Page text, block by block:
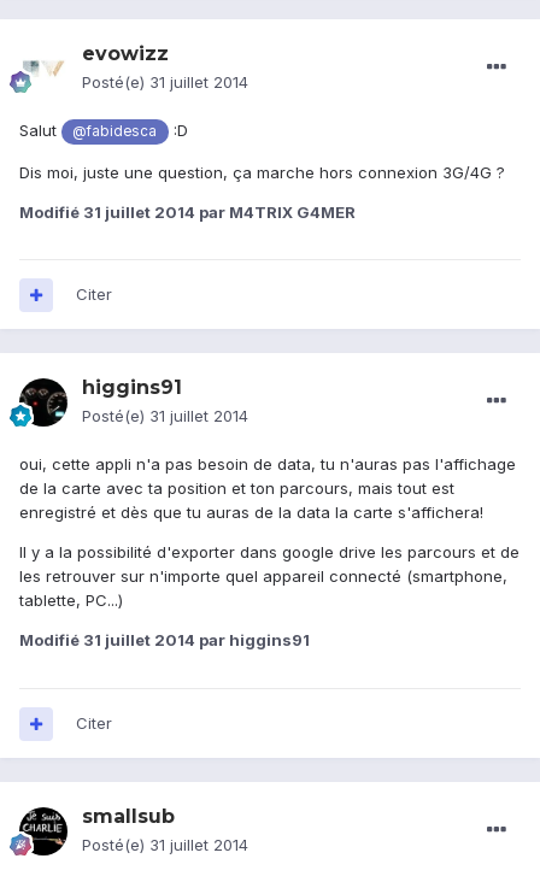
evowizz
Posté(e) 31 juillet 2014
Salut @fabidesca :D
Dis moi, juste une question, ça marche hors connexion 3G/4G ?
Modifié 31 juillet 2014 par M4TRIX G4MER
Citer
higgins91
Posté(e) 31 juillet 2014
oui, cette appli n'a pas besoin de data, tu n'auras pas l'affichage
de la carte avec ta position et ton parcours, mais tout est
enregistré et dès que tu auras de la data la carte s'affichera!
Il y a la possibilité d'exporter dans google drive les parcours et de
les retrouver sur n'importe quel appareil connecté (smartphone,
tablette, PC...)
Modifié 31 juillet 2014 par higgins91
Citer
smallsub
Posté(e) 31 juillet 2014